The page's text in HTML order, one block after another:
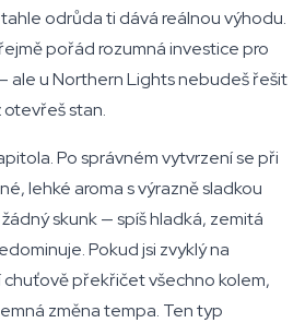
odrůda ti dává reálnou výhodu.
pořád rozumná investice pro
ale u Northern Lights nebudeš řešit
stan.
Po správném vytvrzení se při
lehké aroma s výrazně sladkou
skunk — spíš hladká, zemitá
Pokud jsi zvyklý na
chuťově překřičet všechno kolem,
změna tempa. Ten typ